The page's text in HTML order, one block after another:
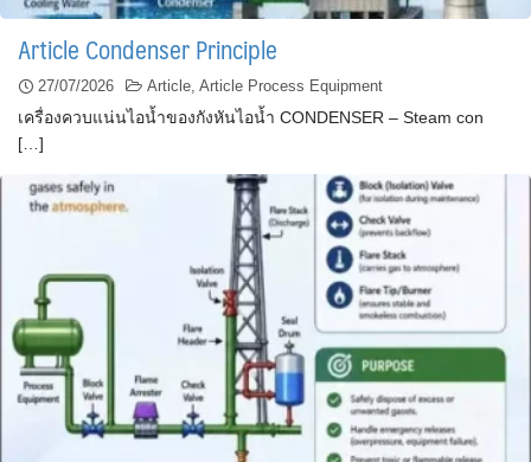
Article Condenser Principle
27/07/2026 Article Article Process Equipment
เครื่องควบแน่นไอน้ำของกังหันไอน้ำ CONDENSER – Steam con
[…]